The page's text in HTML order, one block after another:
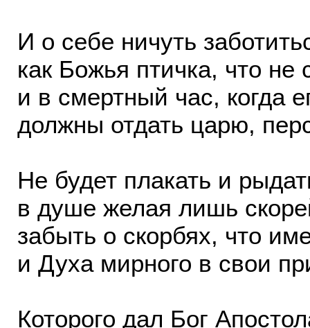
И о себе ничуть
как Божья птичка, что не
и в смертный час, когда
должны отдать царю,
Не будет плакать и
в душе желая лишь
забыть о скорбях, что
и Духа мирного в свои
Которого дал Бог